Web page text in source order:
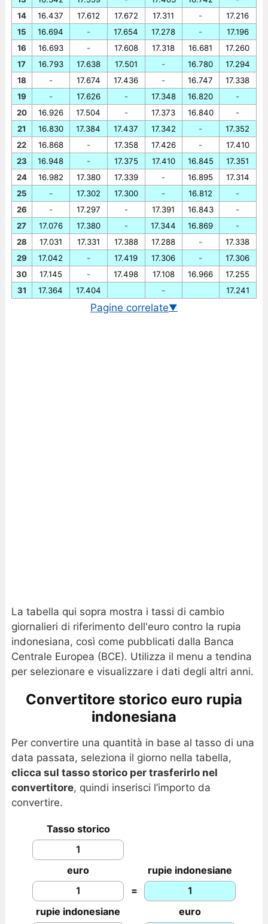
14
15
16
17
18
19
20
21
22
23
24
25
26
27
28
29
30
31
16.437
16.694
16.693
16.793
-
-
16.926
16.830
16.868
16.948
16.982
-
-
17.076
17.031
17.042
17.145
17.364
17.612
-
-
17.638
17.674
17.626
17.504
17.384
-
-
17.380
17.302
17.297
17.380
17.331
-
-
17.404
17.672
17.654
17.608
17.501
17.436
-
-
17.437
17.358
17.375
17.339
17.300
-
-
17.388
17.419
17.498
17.311
17.278
17.318
-
-
17.348
17.373
17.342
17.426
17.410
-
-
17.391
17.344
17.288
17.306
17.108
-
-
-
16.681
16.780
16.747
16.820
16.840
-
-
16.845
16.895
16.812
16.843
16.869
-
-
16.966
17.216
17.196
17.260
17.294
17.338
-
-
17.352
17.410
17.351
17.314
-
-
-
17.338
17.306
17.255
17.241
Pagine correlate▼
La tabella qui sopra mostra i tassi di cambio
giornalieri di riferimento dell'euro contro la rupia
indonesiana, così come pubblicati dalla Banca
Centrale Europea (BCE). Utilizza il menu a tendina
per selezionare e visualizzare i dati degli altri anni.
Convertitore storico euro rupia
indonesiana
Per convertire una quantità in base al tasso di una
data passata, seleziona il giorno nella tabella,
clicca sul tasso storico per trasferirlo nel
convertitore, quindi inserisci l’importo da
convertire.
Tasso storico
euro
rupie indonesiane
=
rupie indonesiane
euro